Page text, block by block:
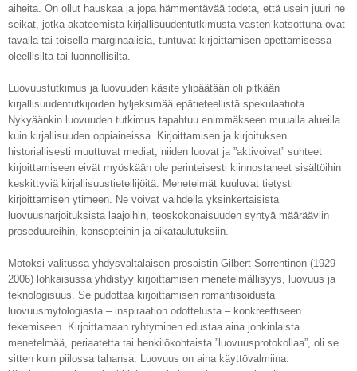
aiheita. On ollut hauskaa ja jopa hämmentävää todeta, että usein juuri ne
seikat, jotka akateemista kirjallisuudentutkimusta vasten katsottuna ovat
tavalla tai toisella marginaalisia, tuntuvat kirjoittamisen opettamisessa
oleellisilta tai luonnollisilta.
Luovuustutkimus ja luovuuden käsite ylipäätään oli pitkään
kirjallisuudentutkijoiden hyljeksimää epätieteellistä spekulaatiota.
Nykyäänkin luovuuden tutkimus tapahtuu enimmäkseen muualla alueilla
kuin kirjallisuuden oppiaineissa. Kirjoittamisen ja kirjoituksen
historiallisesti muuttuvat mediat, niiden luovat ja ”aktivoivat” suhteet
kirjoittamiseen eivät myöskään ole perinteisesti kiinnostaneet sisältöihin
keskittyviä kirjallisuustieteilijöitä. Menetelmät kuuluvat tietysti
kirjoittamisen ytimeen. Ne voivat vaihdella yksinkertaisista
luovuusharjoituksista laajoihin, teoskokonaisuuden syntyä määrääviin
proseduureihin, konsepteihin ja aikataulutuksiin.
Motoksi valitussa yhdysvaltalaisen prosaistin Gilbert Sorrentinon (1929–
2006) lohkaisussa yhdistyy kirjoittamisen menetelmällisyys, luovuus ja
teknologisuus. Se pudottaa kirjoittamisen romantisoidusta
luovuusmytologiasta – inspiraation odottelusta – konkreettiseen
tekemiseen. Kirjoittamaan ryhtyminen edustaa aina jonkinlaista
menetelmää, periaatetta tai henkilökohtaista ”luovuusprotokollaa”, oli se
sitten kuin piilossa tahansa. Luovuus on aina käyttövalmiina.